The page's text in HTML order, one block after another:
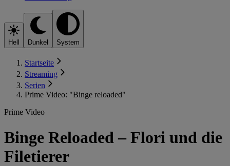
Hell Dunkel System
Startseite
Streaming
Serien
Prime Video: "Binge reloaded"
Prime Video
Binge Reloaded – Flori und die
Filetierer